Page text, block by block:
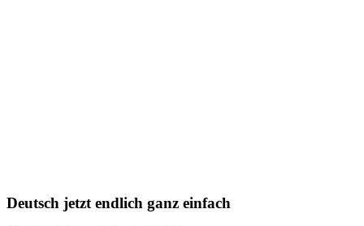
Deutsch jetzt endlich ganz einfach